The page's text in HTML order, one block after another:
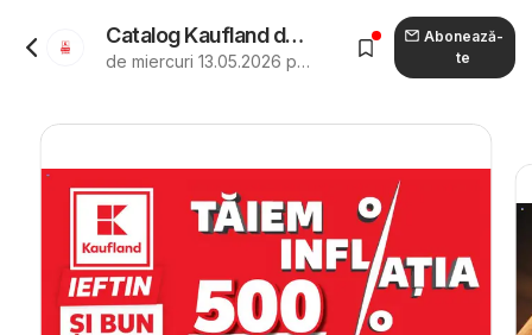
Catalog Kaufland de la 13.05.2026 - Revista "Kaufland Catalog"
de miercuri 13.05.2026 până marți 19.05.2026
Abonează-
te